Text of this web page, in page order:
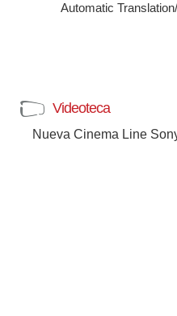
Automatic
Videoteca
Nueva Cinema Line